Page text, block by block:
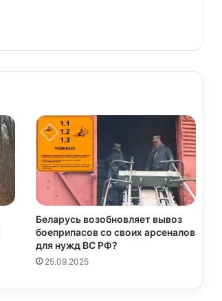
Беларусь возобновляет вывоз
боеприпасов со своих арсеналов
для нужд ВС РФ?
25.09.2025